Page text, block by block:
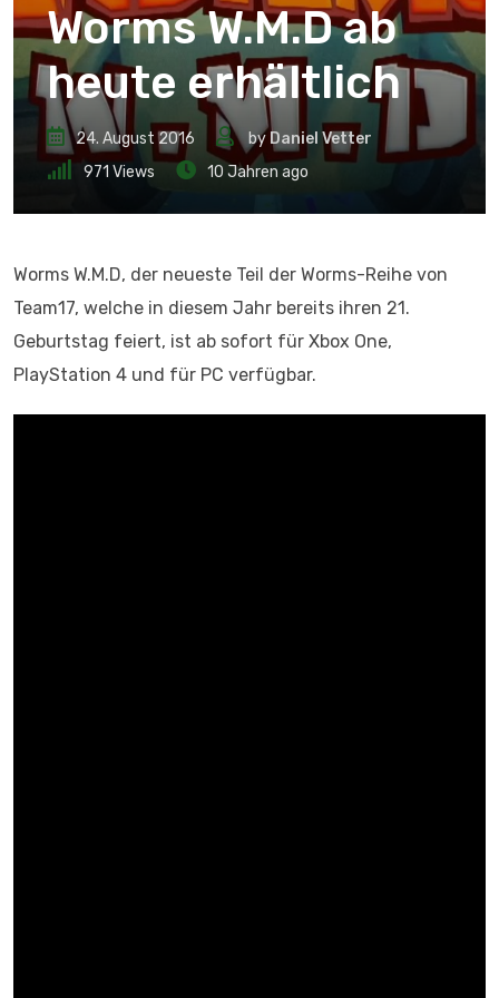
Worms W.M.D ab
heute erhältlich
24. August 2016 by Daniel Vetter
971 Views 10 Jahren ago
Worms W.M.D, der neueste Teil der Worms-Reihe von
Team17, welche in diesem Jahr bereits ihren 21.
Geburtstag feiert, ist ab sofort für Xbox One,
PlayStation 4 und für PC verfügbar.